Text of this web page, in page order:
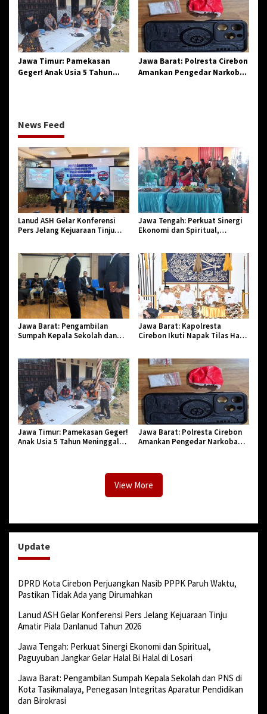
Birokrasi
Jawa Timur: Pamekasan
Geger! Anak Usia 5 Tahun
Jawa Barat: Polresta Cirebon
Amankan Pengedar Narkoba
News Feed
Lanud ASH Gelar Konferensi
Pers Jelang Kejuaraan Tinju
Jawa Tengah: Perkuat Sinergi
Ekonomi dan Spiritual,
Jawa Barat: Pengambilan
Sumpah Kepala Sekolah dan
Pendidikan dan Birokrasi
Jawa Barat: Kapolresta
Cirebon Ikuti Napak Tilas Hari
Jawa Timur: Pamekasan Geger!
Anak Usia 5 Tahun Meninggal
Jawa Barat: Polresta Cirebon
Amankan Pengedar Narkoba
View More
Update
DPRD Kota Cirebon Perjuangkan Nasib PPPK Paruh Waktu,
Pastikan Tidak Ada yang Dirumahkan
Lanud ASH Gelar Konferensi Pers Jelang Kejuaraan Tinju
Amatir Piala Danlanud Tahun 2026
Jawa Tengah: Perkuat Sinergi Ekonomi dan Spiritual,
Paguyuban Jangkar Gelar Halal Bi Halal di Losari
Jawa Barat: Pengambilan Sumpah Kepala Sekolah dan PNS di
Kota Tasikmalaya, Penegasan Integritas Aparatur Pendidikan
dan Birokrasi